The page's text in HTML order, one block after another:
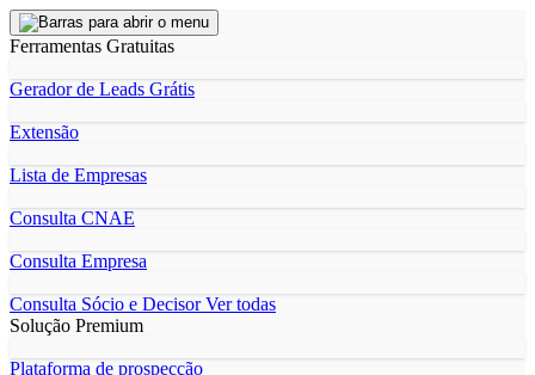
Ferramentas Gratuitas
Gerador de Leads Grátis
Extensão
Lista de Empresas
Consulta CNAE
Consulta Empresa
Consulta Sócio e DecisorVer todas
Solução Premium
Plataforma de prospecção